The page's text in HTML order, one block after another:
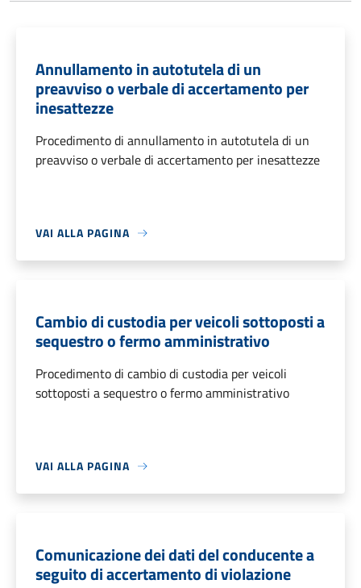
Annullamento in autotutela di un
preavviso o verbale di accertamento per
inesattezze
Procedimento di annullamento in autotutela di un
preavviso o verbale di accertamento per inesattezze
VAI ALLA PAGINA
Cambio di custodia per veicoli sottoposti a
sequestro o fermo amministrativo
Procedimento di cambio di custodia per veicoli
sottoposti a sequestro o fermo amministrativo
VAI ALLA PAGINA
Comunicazione dei dati del conducente a
seguito di accertamento di violazione